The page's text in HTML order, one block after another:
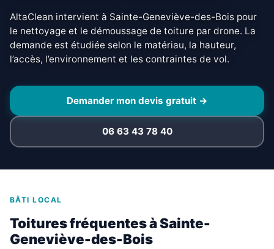
AltaClean intervient à Sainte-Geneviève-des-Bois pour
le nettoyage et le démoussage de toiture par drone. La
demande est étudiée selon le matériau, la hauteur,
l’accès, l’environnement et les contraintes de vol.
Demander mon devis gratuit →
06 63 43 78 40
BÂTI LOCAL
Toitures fréquentes à Sainte-
Geneviève-des-Bois